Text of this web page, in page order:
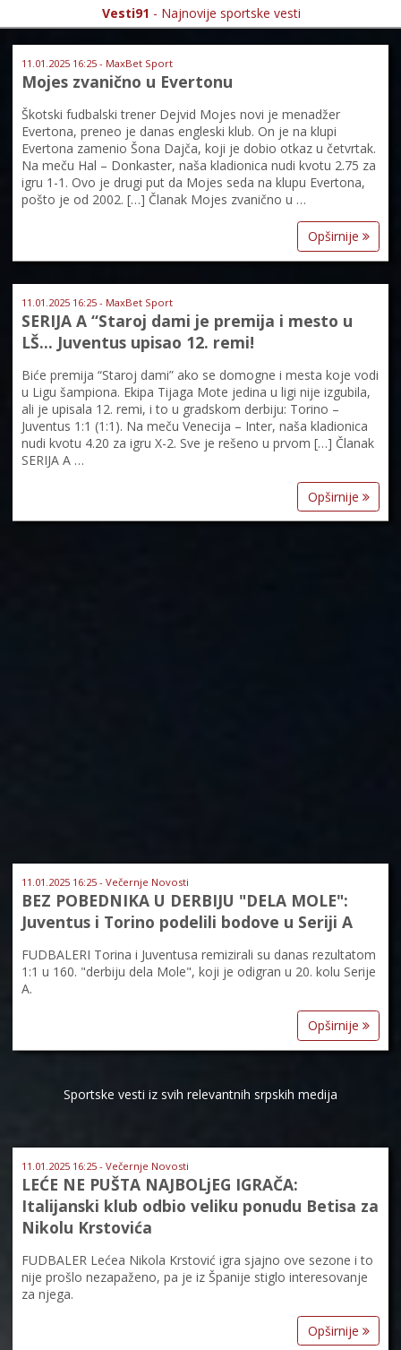
Vesti91 - Najnovije sportske vesti
11.01.2025 16:25 - MaxBet Sport
Mojes zvanično u Evertonu
Škotski fudbalski trener Dejvid Mojes novi je menadžer
Evertona, preneo je danas engleski klub. On je na klupi
Evertona zamenio Šona Dajča, koji je dobio otkaz u četvrtak.
Na meču Hal – Donkaster, naša kladionica nudi kvotu 2.75 za
igru 1-1. Ovo je drugi put da Mojes seda na klupu Evertona,
pošto je od 2002. […] Članak Mojes zvanično u …
Opširnije
11.01.2025 16:25 - MaxBet Sport
SERIJA A “Staroj dami je premija i mesto u
LŠ… Juventus upisao 12. remi!
Biće premija “Staroj dami” ako se domogne i mesta koje vodi
u Ligu šampiona. Ekipa Tijaga Mote jedina u ligi nije izgubila,
ali je upisala 12. remi, i to u gradskom derbiju: Torino –
Juventus 1:1 (1:1). Na meču Venecija – Inter, naša kladionica
nudi kvotu 4.20 za igru X-2. Sve je rešeno u prvom […] Članak
SERIJA A …
Opširnije
11.01.2025 16:25 - Večernje Novosti
BEZ POBEDNIKA U DERBIJU "DELA MOLE":
Juventus i Torino podelili bodove u Seriji A
FUDBALERI Torina i Juventusa remizirali su danas rezultatom
1:1 u 160. "derbiju dela Mole", koji je odigran u 20. kolu Serije
A.
Opširnije
Sportske vesti iz svih relevantnih srpskih medija
11.01.2025 16:25 - Večernje Novosti
LEĆE NE PUŠTA NAJBOLjEG IGRAČA:
Italijanski klub odbio veliku ponudu Betisa za
Nikolu Krstovića
FUDBALER Lećea Nikola Krstović igra sjajno ove sezone i to
nije prošlo nezapaženo, pa je iz Španije stiglo interesovanje
za njega.
Opširnije